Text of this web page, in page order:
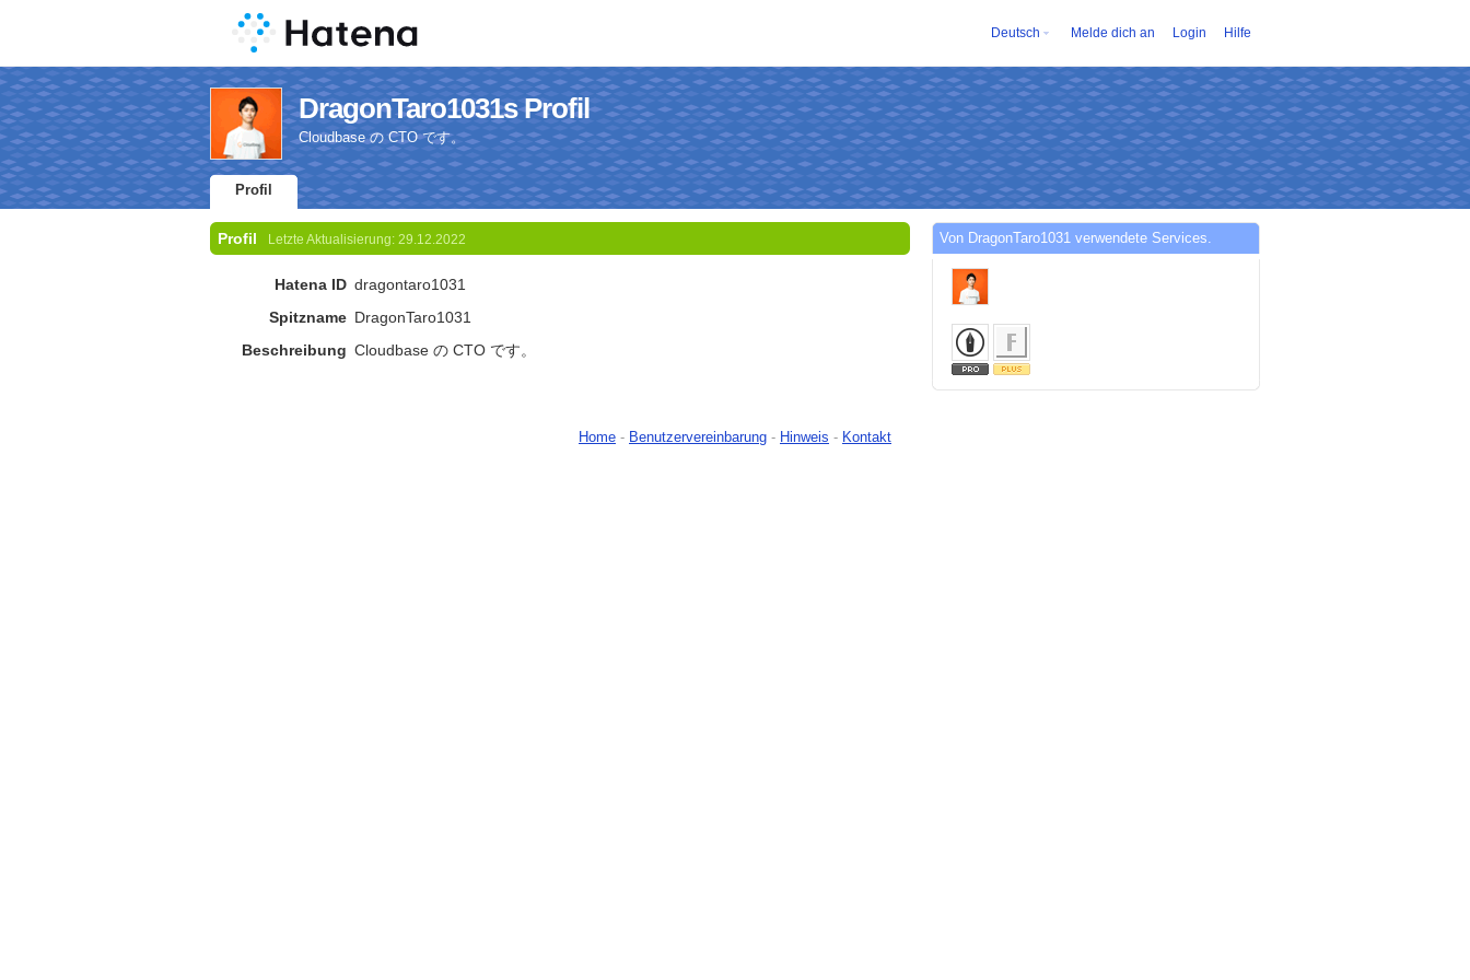
Deutsch Melde dich an Login Hilfe
DragonTaro1031s Profil
Cloudbase の CTO です。
Profil
Profil Letzte Aktualisierung: 29.12.2022
Hatena ID dragontaro1031
Spitzname DragonTaro1031
Beschreibung Cloudbase の CTO です。
Von DragonTaro1031 verwendete Services.
Home - Benutzervereinbarung - Hinweis - Kontakt